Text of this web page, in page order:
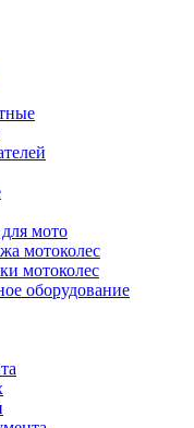
мото
мотоколес
мотоколес
оборудование